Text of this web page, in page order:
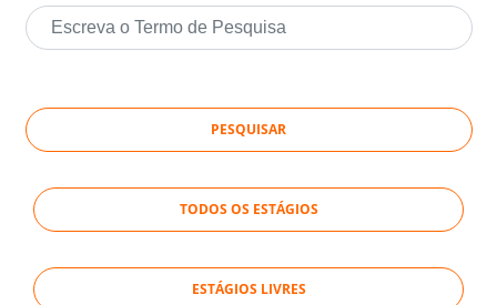
TODOS OS ESTÁGIOS
ESTÁGIOS LIVRES